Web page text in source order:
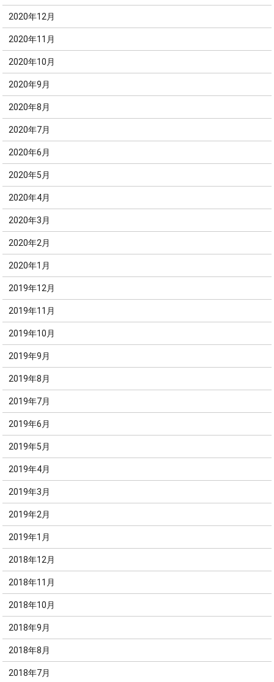
2020年12月
2020年11月
2020年10月
2020年9月
2020年8月
2020年7月
2020年6月
2020年5月
2020年4月
2020年3月
2020年2月
2020年1月
2019年12月
2019年11月
2019年10月
2019年9月
2019年8月
2019年7月
2019年6月
2019年5月
2019年4月
2019年3月
2019年2月
2019年1月
2018年12月
2018年11月
2018年10月
2018年9月
2018年8月
2018年7月